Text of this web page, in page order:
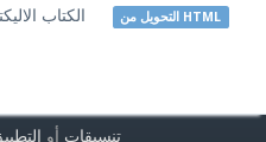
الكتاب التحويل من HTML
تنسيقات أو